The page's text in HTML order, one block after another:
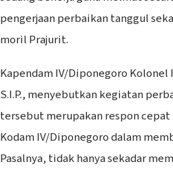
pengerjaan perbaikan tanggul
moril Prajurit.
Kapendam IV/Diponegoro Kolonel
S.I.P., menyebutkan kegiatan
tersebut merupakan respon cepat
Kodam IV/Diponegoro dalam
Pasalnya, tidak hanya sekadar